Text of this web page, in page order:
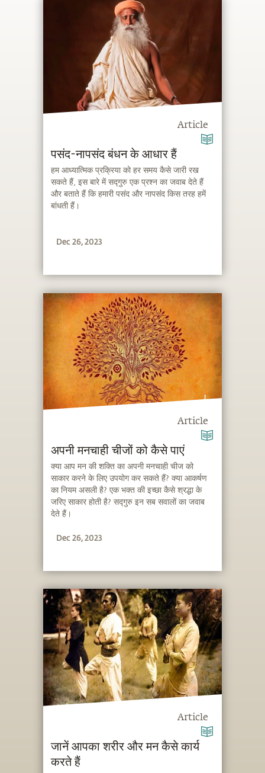
Article
पसंद-नापसंद बंधन के आधार हैं
हम आध्यात्मिक प्रक्रिया को हर समय कैसे जारी रख
सकते हैं, इस बारे में सद्गुरु एक प्रश्न का जवाब देते हैं
और बताते हैं कि हमारी पसंद और नापसंद किस तरह हमें
बांधती हैं।
Dec 26, 2023
Article
अपनी मनचाही चीजों को कैसे पाएं
क्या आप मन की शक्ति का अपनी मनचाही चीज को
साकार करने के लिए उपयोग कर सकते हैं? क्या आकर्षण
का नियम असली है? एक भक्त की इच्छा कैसे श्रद्धा के
जरिए साकार होती है? सद्गुरु इन सब सवालों का जवाब
देते हैं।
Dec 26, 2023
Article
जानें आपका शरीर और मन कैसे कार्य
करते हैं